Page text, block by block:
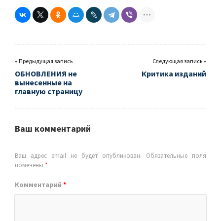
« Предыдущая запись
ОБНОВЛЕНИЯ не
вынесенные на
главную страницу
Следующая запись »
Критика изданий
Ваш комментарий
Ваш адрес email не будет опубликован.
Обязательные поля
помечены *
Комментарий *